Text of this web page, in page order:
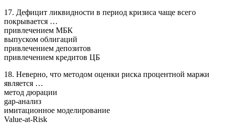
17. Дефицит ликвидности в период кризиса чаще всего
покрывается …
привлечением МБК
выпуском облигаций
привлечением депозитов
привлечением кредитов ЦБ
18. Неверно, что методом оценки риска процентной маржи
является …
метод дюрации
gap-анализ
имитационное моделирование
Value-at-Risk